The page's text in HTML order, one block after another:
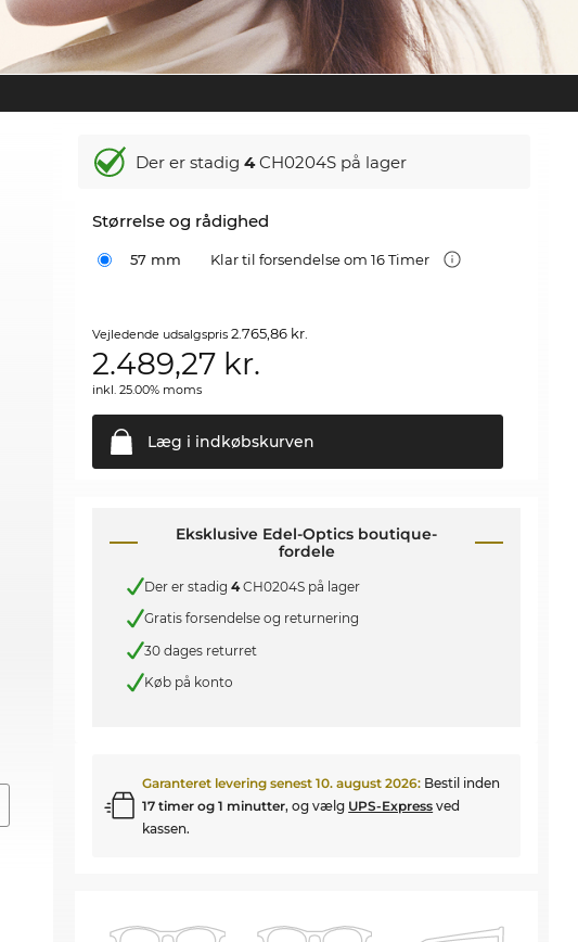
Der er stadig4CH0204S på lager
Størrelse og rådighed
57 mm Klar til forsendelse om 16 Timer
Vejledende udsalgspris2.765,86 kr.
2.489,27 kr.
inkl. 25.00% moms
Læg i indkøbskurven
Eksklusive Edel-Optics boutique-
fordele
Der er stadig4CH0204S på lager
Gratis forsendelse og returnering
30 dages returret
Køb på konto
Garanteret levering senest10. august 2026: Bestil inden
17 timer og 1 minutter, og vælg UPS-Express ved
kassen.